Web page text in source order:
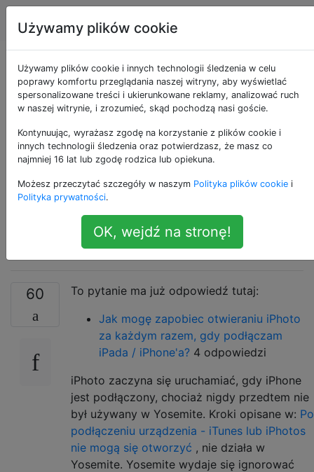
Apple Tagi
Wyłącz
automatyczne
uruchamianie iPhoto
podczas podłączania
iPhone'a lub iPada
[duplikat]
60
To pytanie ma już odpowiedź tutaj:
Jak mogę zapobiec otwieraniu iPhoto
za każdym razem, gdy podłączam
iPada / iPhone'a? 4 odpowiedzi
iPhoto zaczyna się uruchamiać, gdy iPhone
jest podłączony, chociaż nigdy przedtem nie
był używany w Yosemite. Kroki opisane w: Po
podłączeniu urządzenia - iTunes lub iPhotos
nie mogą się otworzyć , nie działa w
Yosemite. Yosemite wydaje się ignorować
Używamy plików cookie
Używamy plików cookie i innych technologii śledzenia w celu
poprawy komfortu przeglądania naszej witryny, aby wyświetlać
spersonalizowane treści i ukierunkowane reklamy, analizować ruch
w naszej witrynie, i zrozumieć, skąd pochodzą nasi goście.
Kontynuując, wyrażasz zgodę na korzystanie z plików cookie i
innych technologii śledzenia oraz potwierdzasz, że masz co
najmniej 16 lat lub zgodę rodzica lub opiekuna.
Możesz przeczytać szczegóły w naszym Polityka plików cookie i
Polityka prywatności.
OK, wejdź na stronę!